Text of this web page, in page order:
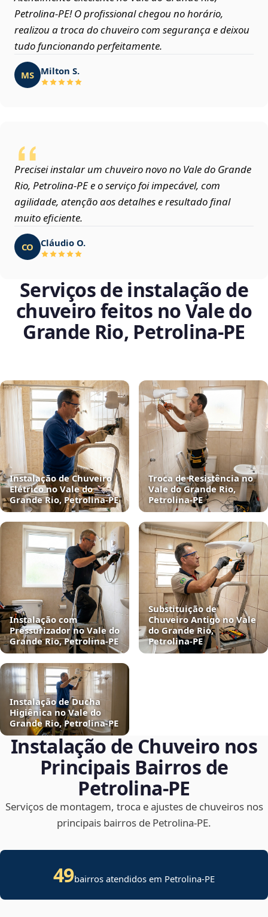
Petrolina‑PE! O profissional chegou no horário,
realizou a troca do chuveiro com segurança e deixou
tudo funcionando perfeitamente.
MS Milton S.
Precisei instalar um chuveiro novo no Vale do Grande
Rio, Petrolina‑PE e o serviço foi impecável, com
agilidade, atenção aos detalhes e resultado final
muito eficiente.
CO Cláudio O.
Serviços de instalação de
chuveiro feitos no Vale do
Grande Rio, Petrolina‑PE
Instalação de Chuveiro
Elétrico no Vale do
Grande Rio, Petrolina‑PE
Troca de Resistência no
Vale do Grande Rio,
Petrolina‑PE
Instalação com
Pressurizador no Vale do
Grande Rio, Petrolina‑PE
Substituição de
Chuveiro Antigo no Vale
do Grande Rio,
Petrolina‑PE
Instalação de Ducha
Higiênica no Vale do
Grande Rio, Petrolina‑PE
Instalação de Chuveiro nos
Principais Bairros de
Petrolina‑PE
Serviços de montagem, troca e ajustes de chuveiros nos
principais bairros de Petrolina‑PE.
49bairros atendidos em Petrolina-PE